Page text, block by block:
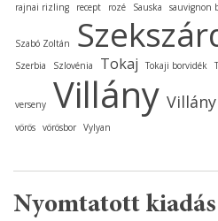
rajnai rizling
recept rozé Sauska sauvignon
Szabó Zoltán
Szerbia Szlovénia Tokaj Tokaji borvidék
verseny Villány
vörös vörösbor Vylyan
Nyomtatott kiadás